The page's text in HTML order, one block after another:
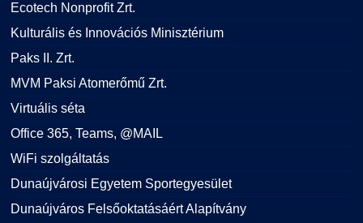
Ecotech Nonprofit Zrt.
Kulturális és Innovációs Minisztérium
Paks II. Zrt.
MVM Paksi Atomerőmű Zrt.
Virtuális séta
Office 365, Teams, @MAIL
WiFi szolgáltatás
Dunaújvárosi Egyetem Sportegyesület
Dunaújváros Felsőoktatásáért Alapítvány